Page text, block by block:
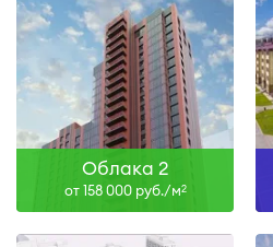
Облака 2
от 158 000 руб./м2